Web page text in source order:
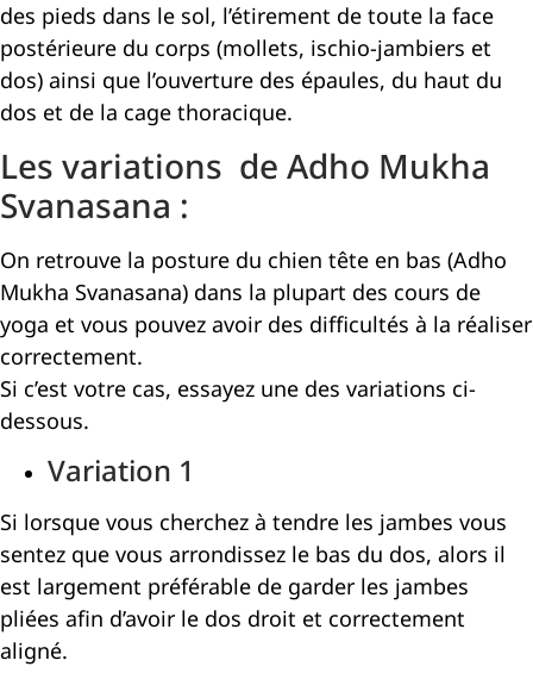
des pieds dans le sol, l’étirement de toute la face
postérieure du corps (mollets, ischio-jambiers et
dos) ainsi que l’ouverture des épaules, du haut du
dos et de la cage thoracique.
Les variations de Adho Mukha
Svanasana :
On retrouve la posture du chien tête en bas (Adho
Mukha Svanasana) dans la plupart des cours de
yoga et vous pouvez avoir des difficultés à la réaliser
correctement.
Si c’est votre cas, essayez une des variations ci-
dessous.
Variation 1
Si lorsque vous cherchez à tendre les jambes vous
sentez que vous arrondissez le bas du dos, alors il
est largement préférable de garder les jambes
pliées afin d’avoir le dos droit et correctement
aligné.